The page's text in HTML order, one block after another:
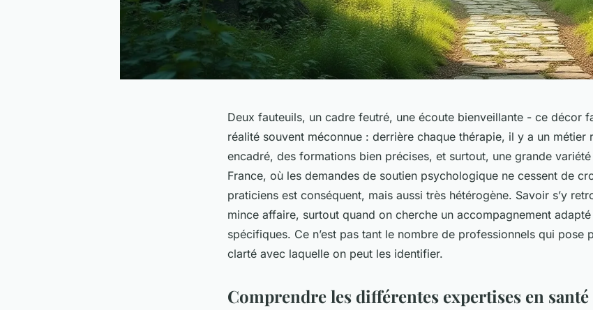
Deux fauteuils, un cadre feutré, une écoute bienveillante - ce décor
réalité souvent méconnue : derrière chaque thérapie, il y a un métier
encadré, des formations bien précises, et surtout, une grande
France, où les demandes de soutien psychologique ne cessent de
praticiens est conséquent, mais aussi très hétérogène. Savoir s’y
mince affaire, surtout quand on cherche un accompagnement
spécifiques. Ce n’est pas tant le nombre de professionnels qui pose
clarté avec laquelle on peut les identifier.
Comprendre les différentes expertises en